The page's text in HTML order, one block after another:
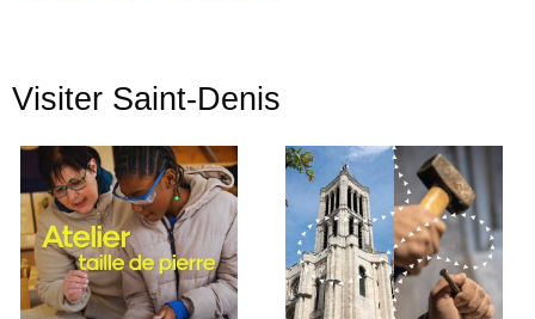
Visiter Saint-Denis